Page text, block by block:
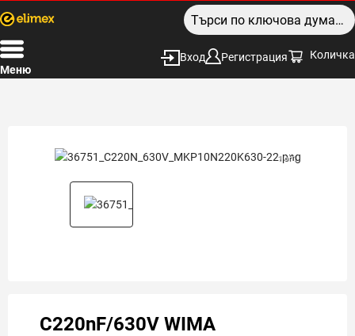
Меню
Вход Регистрация Количка
1 of 1
C220nF/630V WIMA